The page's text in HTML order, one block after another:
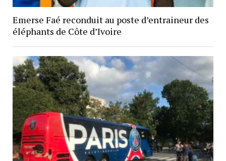
Emerse Faé reconduit au poste d’entraineur des
éléphants de Côte d’Ivoire